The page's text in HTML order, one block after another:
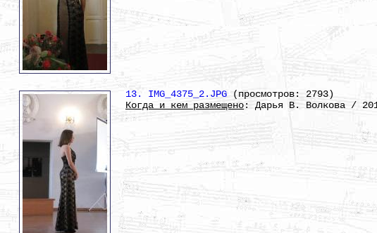
13. IMG_4375_2.JPG (просмотров: 2793)
Когда и кем размещено: Дарья В. Волкова /